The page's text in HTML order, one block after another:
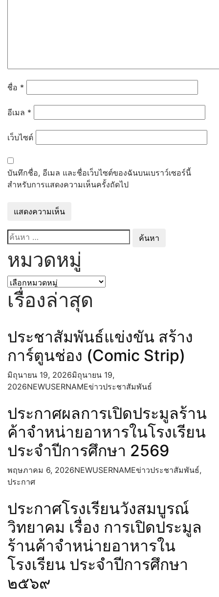
E-Service
รายการการจัดซื้อจัดจ้างหรือการจัดหา
พัสดุ และความก้าวหน้าการจัดซื้อจัดจ้าง
จัดหาพัสดุประจำปีงบประมาณ พ.ศ.
2567
การบริหารและพัฒนาทรัพยากรบุคคล
แผนการบริหารและพัฒนาทรัพยากร
บุคคล
ประมวลจริยธรรม และการขับเคลื่อน
จริยธรรม
การส่งเสริมความโปร่งใส
ทุจริตและประพฤติมิชอบ
ช่องทางแจ้งเรื่องร้องเรียนการทุจริตและ
พฤติมิชอบ
การดำเนินการเพื่อป้องกันการทุจริตในประเด็น
สินบน
วัฒนธรรม ตามนโยบาย No Gift Policy
จากการปฏิบัติหน้าที่
การประเมินความเสี่ยงที่อาจเกิดการให้
หรือรับสินบนจากการดำเนินงานตาม
ภารกิจของสถานศึกษาประจำ
ปีงบประมาณ 2568
การส่งเสริมคุณธรรมและความโปร่งใส
มาตรการส่งเสริมคุณธรรมและความ
โปร่งใสภายในสถานศึกษา
ติดต่อ
ชื่อ *
อีเมล *
เว็บไซต์
บันทึกชื่อ, อีเมล และชื่อเว็บไซต์ของฉันบนเบราว์เซอร์นี้
สำหรับการแสดงความเห็นครั้งถัดไป
ค้นหา
สำหรับ:
หมวดหมู่
หมวด
หมู่
เรื่องล่าสุด
ประชาสัมพันธ์แข่งขัน สร้าง
การ์ตูนช่อง (Comic Strip)
มิถุนายน 19, 2026มิถุนายน 19,
2026NEWUSERNAMEข่าวประชาสัมพันธ์
ประกาศผลการเปิดประมูลร้าน
ค้าจำหน่ายอาหารในโรงเรียน
ประจำปีการศึกษา 2569
พฤษภาคม 6, 2026NEWUSERNAMEข่าวประชาสัมพันธ์,
ประกาศ
ประกาศโรงเรียนวังสมบูรณ์
วิทยาคม เรื่อง การเปิดประมูล
ร้านค้าจำหน่ายอาหารใน
โรงเรียน ประจำปีการศึกษา
๒๕๖๙